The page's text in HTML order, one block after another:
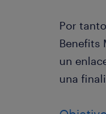
Por
Benefits
un
una